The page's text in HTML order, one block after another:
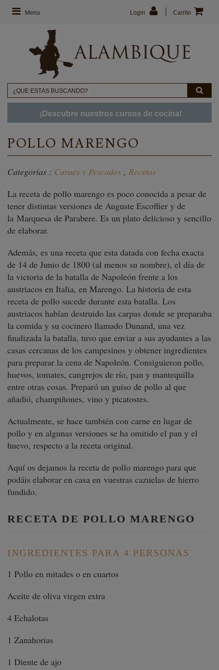
Menu Carrito
Login
¡Descubre nuestros cursos de cocina!
POLLO MARENGO
Categorías : Carnes y Pescados , Recetas
La receta de pollo marengo es poco conocida a pesar de
tener distintas versiones de Auguste Escoffier y de
la Marquesa de Parabere. Es un plato delicioso y sencillo
de elaborar.
Además, es una receta que esta datada con fecha exacta
de 14 de Junio de 1800 (al menos su nombre), el día de
la victoria de la batalla de Napoleón frente a los
austriacos en Italia, en Marengo. La historia de esta
receta de pollo sucede durante esta batalla. Los
austriacos habían destruido las carpas donde se preparaba
la comida y su cocinero llamado Dunand, una vez
finalizada la batalla, tuvo que enviar a sus ayudantes a las
casas cercanas de los campesinos y obtener ingredientes
para preparar la cena de Napoleón. Consiguieron pollo,
huevos, tomates, cangrejos de río, pan y mantequilla
entre otras cosas. Preparó un guiso de pollo al que
añadió, champiñones, vino y picatostes.
Actualmente, se hace también con carne en lugar de
pollo y en algunas versiones se ha omitido el pan y el
huevo, respecto a la receta original.
Aquí os dejamos la receta de pollo marengo para que
podáis elaborar en casa en vuestras cazuelas de hierro
fundido.
RECETA DE POLLO MARENGO
INGREDIENTES PARA 4 PERSONAS
1 Pollo en mitades o en cuartos
Aceite de oliva virgen extra
4 Echalotas
1 Zanahorias
1 Diente de ajo